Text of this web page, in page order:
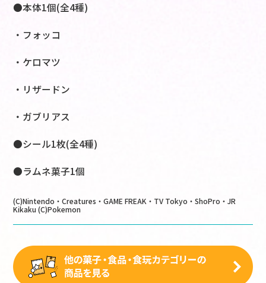
●本体1個(全4種)
・フォッコ
・ケロマツ
・リザードン
・ガブリアス
●シール1枚(全4種)
●ラムネ菓子1個
(C)Nintendo・Creatures・GAME FREAK・TV Tokyo・ShoPro・JR
Kikaku (C)Pokemon